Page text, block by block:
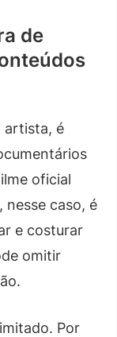
de
artista, é
oficial
nesse caso, é
e costurar
omitir
Por